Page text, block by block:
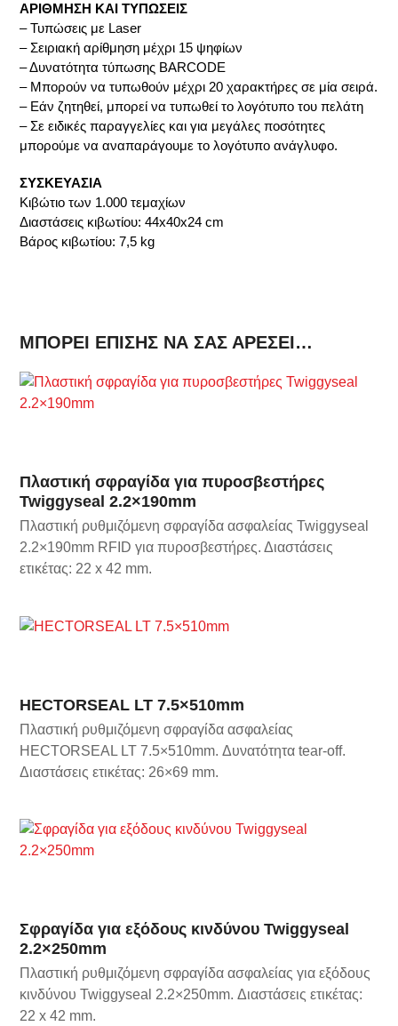
ΑΡΙΘΜΗΣΗ ΚΑΙ ΤΥΠΩΣΕΙΣ
– Τυπώσεις με Laser
– Σειριακή αρίθμηση μέχρι 15 ψηφίων
– Δυνατότητα τύπωσης BARCODE
– Μπορούν να τυπωθούν μέχρι 20 χαρακτήρες σε μία σειρά.
– Εάν ζητηθεί, μπορεί να τυπωθεί το λογότυπο του πελάτη
– Σε ειδικές παραγγελίες και για μεγάλες ποσότητες
μπορούμε να αναπαράγουμε το λογότυπο ανάγλυφο.
ΣΥΣΚΕΥΑΣΙΑ
Κιβώτιο των 1.000 τεμαχίων
Διαστάσεις κιβωτίου: 44x40x24 cm
Βάρος κιβωτίου: 7,5 kg
ΜΠΟΡΕΊ ΕΠΊΣΗΣ ΝΑ ΣΑΣ ΑΡΈΣΕΙ…
Πλαστική σφραγίδα για πυροσβεστήρες
Twiggyseal 2.2×190mm
Πλαστική ρυθμιζόμενη σφραγίδα ασφαλείας Twiggyseal
2.2×190mm RFID για πυροσβεστήρες. Διαστάσεις
ετικέτας: 22 x 42 mm.
HECTORSEAL LT 7.5×510mm
Πλαστική ρυθμιζόμενη σφραγίδα ασφαλείας
HECTORSEAL LT 7.5×510mm. Δυνατότητα tear-off.
Διαστάσεις ετικέτας: 26×69 mm.
Σφραγίδα για εξόδους κινδύνου Twiggyseal
2.2×250mm
Πλαστική ρυθμιζόμενη σφραγίδα ασφαλείας για εξόδους
κινδύνου Twiggyseal 2.2×250mm. Διαστάσεις ετικέτας:
22 x 42 mm.